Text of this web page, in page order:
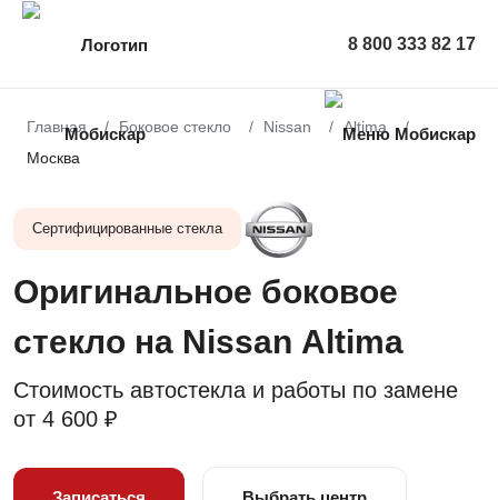
8 800 333 82 17
Главная Боковое стекло Nissan
Altima
Москва
Сертифицированные стекла
Оригинальное боковое
стекло на Nissan Altima
Стоимость автостекла и работы по замене
от 4 600 ₽